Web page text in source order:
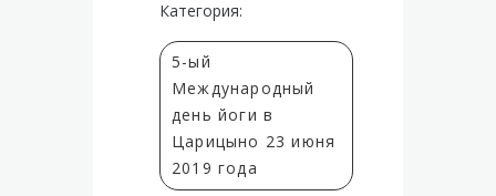
Категория:
5-ый
Международный
день йоги в
Царицыно 23 июня
2019 года